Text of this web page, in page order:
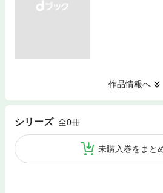
作品情報へ
シリーズ 全0冊
未購入巻をまと